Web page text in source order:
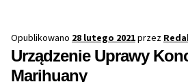
Opublikowano 28 lutego 2021przez
Urządzenie Uprawy
Marihuany